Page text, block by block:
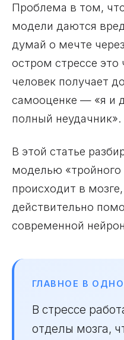
Проблема в том,
модели даются
думай о мечте
остром стрессе это
человек получает
самооценке — «я и
полный неудачник».
В этой статье
моделью «тройного
происходит в
действительно
современной
ГЛАВНОЕ В
В стрессе
отделы мозга,